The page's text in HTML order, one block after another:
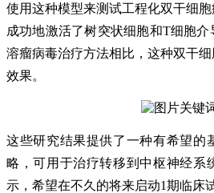
使用这种模型来测试工程化双干细
成功地激活了树突状细胞和T细胞
溶瘤病毒治疗方法相比，这种双干
效果。
这些研究结果提供了一种有希望的
略，可用于治疗转移到中枢神经系
示，希望在不久的将来启动1期临床